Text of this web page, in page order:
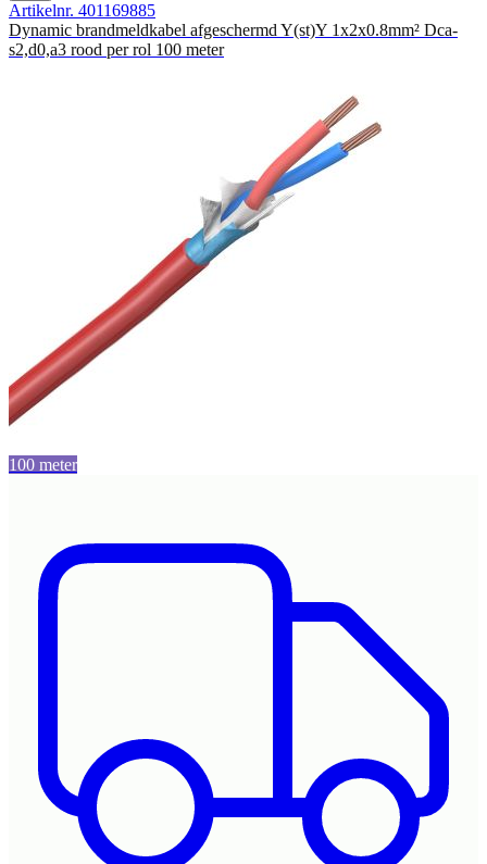
Artikelnr. 401169885
Dynamic brandmeldkabel afgeschermd Y(st)Y 1x2x0.8mm² Dca-
s2,d0,a3 rood per rol 100 meter
100 meter